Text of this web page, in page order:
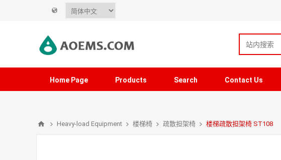
Home Page Products Search Contact Us
Heavy-load Equipment 楼梯椅 疏散担架椅 楼梯疏散担架椅 ST108